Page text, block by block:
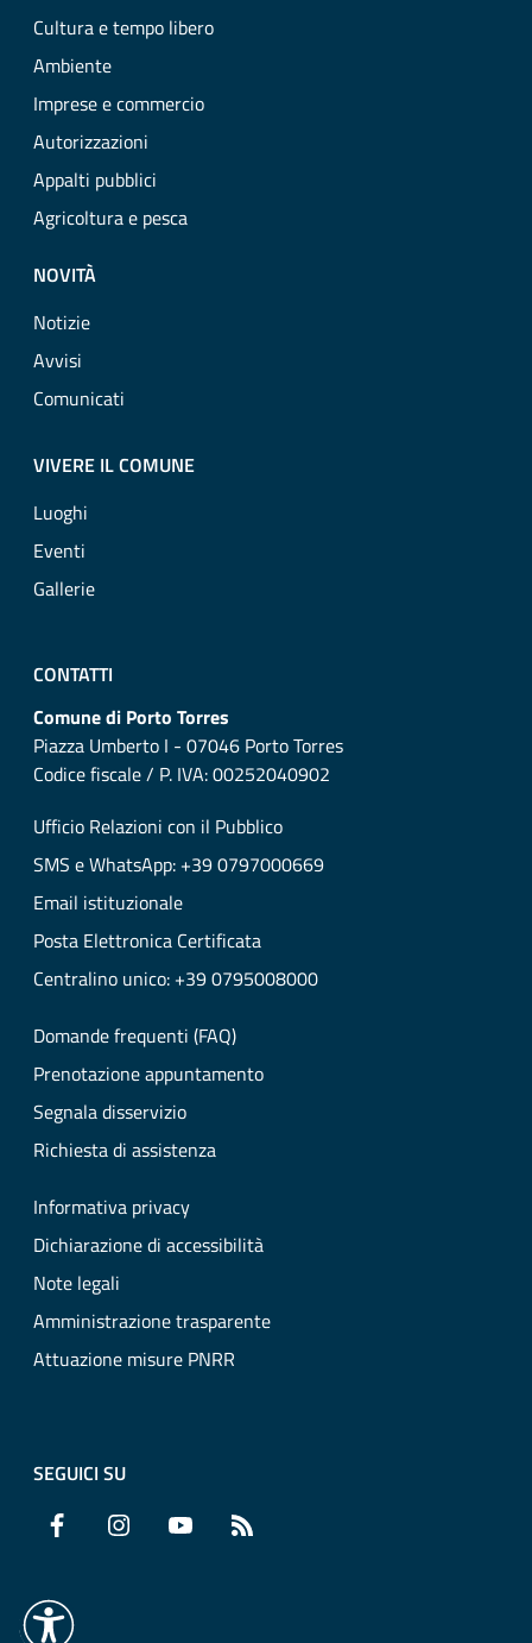
Cultura e tempo libero
Ambiente
Imprese e commercio
Autorizzazioni
Appalti pubblici
Agricoltura e pesca
NOVITÀ
Notizie
Avvisi
Comunicati
VIVERE IL COMUNE
Luoghi
Eventi
Gallerie
CONTATTI
Comune di Porto Torres
Piazza Umberto I - 07046 Porto Torres
Codice fiscale / P. IVA: 00252040902
Ufficio Relazioni con il Pubblico
SMS e WhatsApp: +39 0797000669
Email istituzionale
Posta Elettronica Certificata
Centralino unico: +39 0795008000
Domande frequenti (FAQ)
Prenotazione appuntamento
Segnala disservizio
Richiesta di assistenza
Informativa privacy
Dichiarazione di accessibilità
Note legali
Amministrazione trasparente
Attuazione misure PNRR
SEGUICI SU
Facebook Instagram YouTube